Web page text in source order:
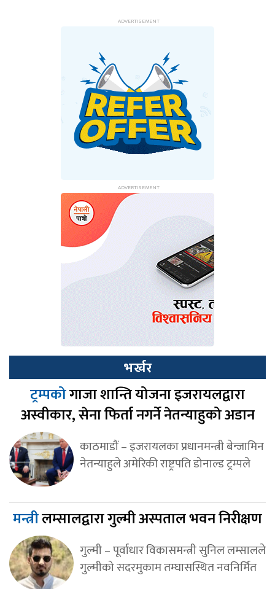
भर्खर
ट्रम्पकोगाजा शान्ति योजना इजरायलद्वारा
अस्वीकार, सेना फिर्ता नगर्ने नेतन्याहुको अडान
काठमाडौं – इजरायलका प्रधानमन्त्री बेन्जामिन
नेतन्याहुले अमेरिकी राष्ट्रपति डोनाल्ड ट्रम्पले
मन्त्रीलम्सालद्वारा गुल्मी अस्पताल भवन निरीक्षण
गुल्मी – पूर्वाधार विकासमन्त्री सुनिल लम्सालले
गुल्मीको सदरमुकाम तम्घासस्थित नवनिर्मित